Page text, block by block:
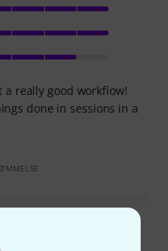
really good workflow!
done in sessions in a